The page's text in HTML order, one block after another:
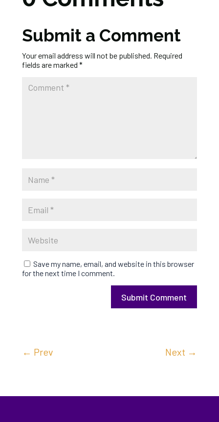
Submit a Comment
Your email address will not be published. Required
fields are marked *
Save my name, email, and website in this browser
for the next time I comment.
Submit Comment
← Prev Next →